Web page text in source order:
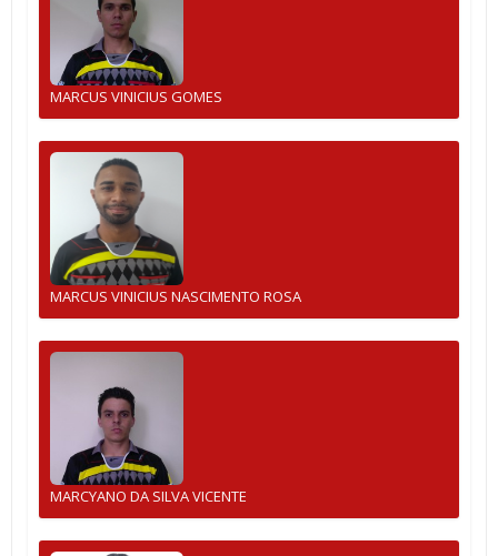
MARCUS VINICIUS GOMES
MARCUS VINICIUS NASCIMENTO ROSA
MARCYANO DA SILVA VICENTE